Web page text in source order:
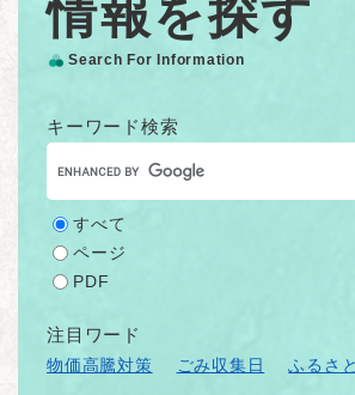
情報を探す
Search For Information
キーワード検索
すべて
ページ
PDF
注目ワード
物価高騰対策 ごみ収集日 ふるさ